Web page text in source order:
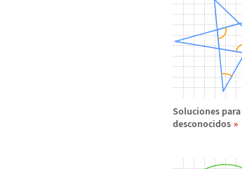
Soluciones para
desconocidos